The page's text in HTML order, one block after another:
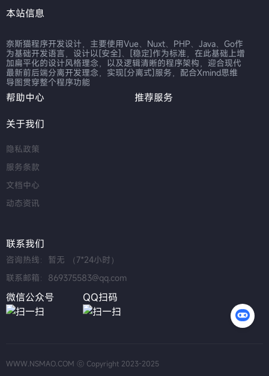
本站信息
奈斯猫程序开发设计，主要使用Vue、Nuxt、PHP、Java、Go作
为基础开发语言，设计以[安全]、[稳定]作为标准，在此基础上增
加扁平化的设计风格理念，以及逻辑清晰的程序架构，迎合现代
最新前后端分离开发理念，实现[分离式]服务，配合Xmind思维
导图贯穿整个程序功能
帮助中心
推荐服务
关于我们
隐私政策
服务条款
文档中心
动态资讯
联系我们
咨询热线：暂无 （7*24小时）
联系邮箱：869375583@qq.com
微信公众号 QQ扫码
WWW.NSMAO.COM ⓒ Copyright 2023-2025